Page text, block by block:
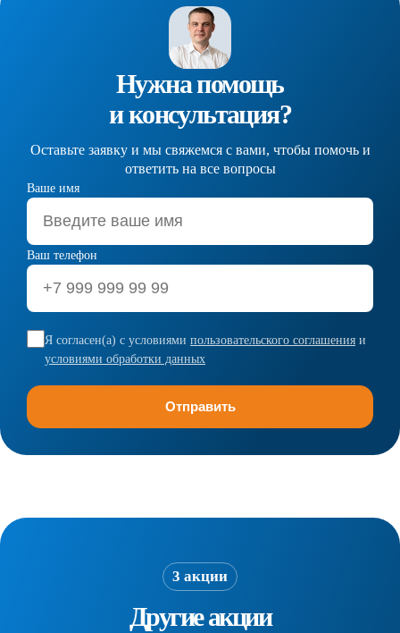
Нужна помощь
и консультация?
Оставьте заявку и мы свяжемся с вами, чтобы помочь и
ответить на все вопросы
Ваше имя
Ваш телефон
Я согласен(а) с условиями пользовательского соглашения и
условиями обработки данных
3 акции
Другие акции